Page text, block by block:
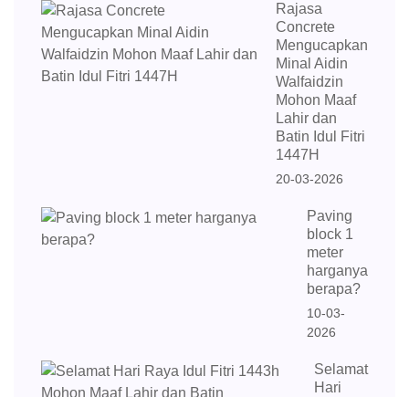
Rajasa
Concrete
Mengucapkan
Minal Aidin
Walfaidzin
Mohon Maaf
Lahir dan
Batin Idul Fitri
1447H
20-03-2026
Paving
block 1
meter
harganya
berapa?
10-03-
2026
Selamat
Hari